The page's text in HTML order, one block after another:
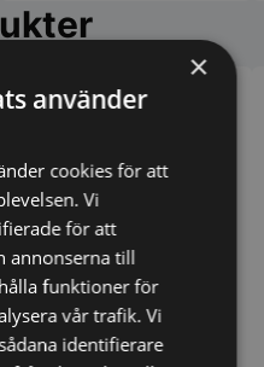
×
använder
cookies för att
Vi
för att
annonserna till
funktioner för
vår trafik. Vi
identifierare